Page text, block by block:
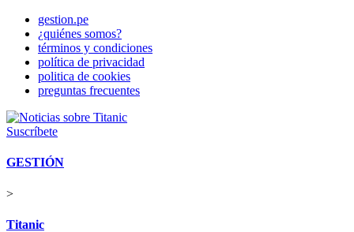
gestion.pe
¿quiénes somos?
términos y condiciones
política de privacidad
politica de cookies
preguntas frecuentes
Suscríbete
GESTIÓN
>
Titanic